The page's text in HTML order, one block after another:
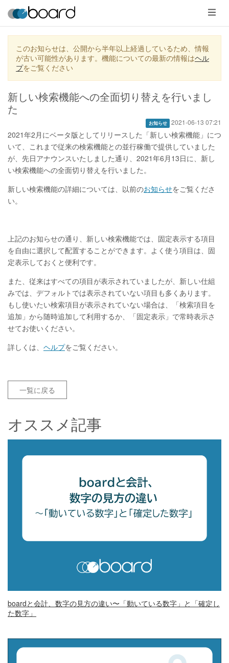
メ
ニ
ュ
ー
このお知らせは、公開から半年以上経過しているため、情報
が古い可能性があります。機能についての最新の情報はヘル
プをご覧ください
新しい検索機能への全面切り替えを行いまし
た
お知らせ 2021-06-13 07:21
2021年2月にベータ版としてリリースした「新しい検索機能」につ
いて、これまで従来の検索機能との並行稼働で提供していました
が、先日アナウンスいたしました通り、2021年6月13日に、新し
い検索機能への全面切り替えを行いました。
新しい検索機能の詳細については、以前のお知らせをご覧くださ
い。
上記のお知らせの通り、新しい検索機能では、固定表示する項目
を自由に選択して配置することができます。よく使う項目は、固
定表示しておくと便利です。
また、従来はすべての項目が表示されていましたが、新しい仕組
みでは、デフォルトでは表示されていない項目も多くあります。
もし使いたい検索項目が表示されていない場合は、「検索項目を
追加」から随時追加して利用するか、「固定表示」で常時表示さ
せてお使いください。
詳しくは、 ヘルプをご覧ください。
一覧に戻る
オススメ記事
boardと会計、数字の見方の違い〜「動いている数字」と「確定し
た数字」